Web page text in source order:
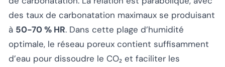
des taux de carbonatation maximaux se produisant
à 50-70 % HR. Dans cette plage d’humidité
optimale, le réseau poreux contient suffisamment
d’eau pour dissoudre le CO₂ et faciliter les